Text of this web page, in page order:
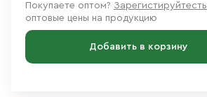
Покупаете оптом? Зарегистируйтесть
оптовые цены на продукцию
Добавить в корзину